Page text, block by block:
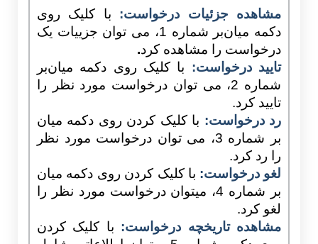
مشاهده جزئیات درخواست: با کلیک روی
دکمه میان‌بر شماره 1، می توان جزییات یک
درخواست را مشاهده کرد.
تایید درخواست: با کلیک روی دکمه میان‌بر
شماره 2، می توان درخواست مورد نظر را
تایید کرد.
رد درخواست: با کلیک کردن روی دکمه میان
بر شماره 3، می توان درخواست مورد نظر
را رد کرد.
لغو درخواست: با کلیک کردن روی دکمه میان
بر شماره 4، میتوان درخواست مورد نظر را
لغو کرد.
مشاهده تاریخچه درخواست: با کلیک کردن